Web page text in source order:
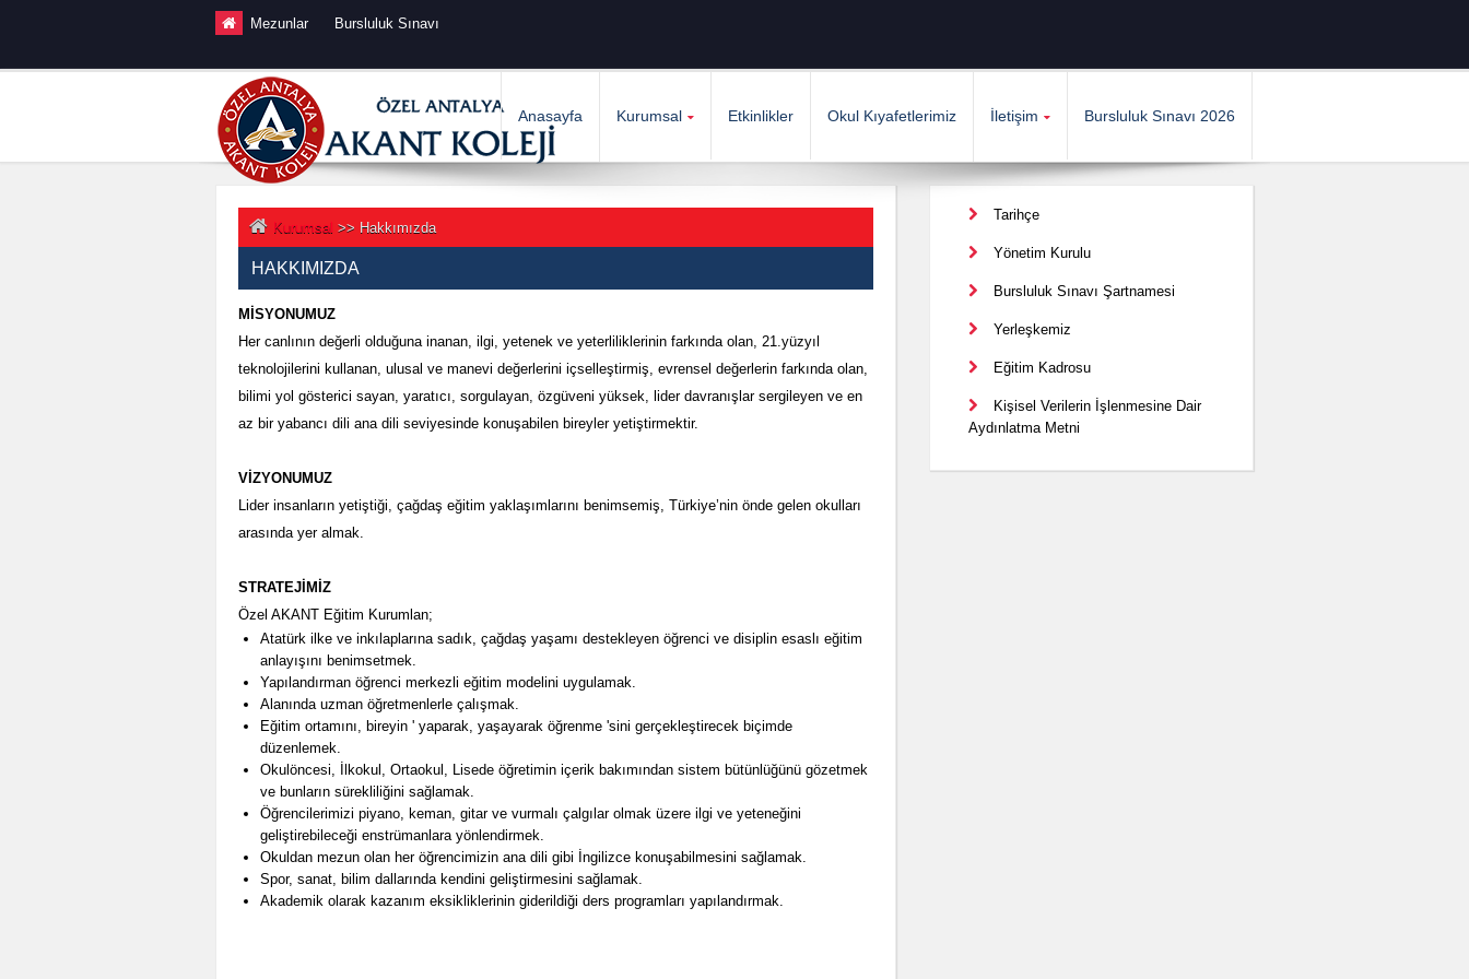
Mezunlar Bursluluk Sınavı
Anasayfa Kurumsal Etkinlikler Okul Kıyafetlerimiz İletişim Bursluluk Sınavı 2026
Kurumsal >> Hakkımızda
HAKKIMIZDA
MİSYONUMUZ
Her canlının değerli olduğuna inanan, ilgi, yetenek ve yeterliliklerinin farkında olan, 21.yüzyıl
teknolojilerini kullanan, ulusal ve manevi değerlerini içselleştirmiş, evrensel değerlerin farkında olan,
bilimi yol gösterici sayan, yaratıcı, sorgulayan, özgüveni yüksek, lider davranışlar sergileyen ve en
az bir yabancı dili ana dili seviyesinde konuşabilen bireyler yetiştirmektir.
VİZYONUMUZ
Lider insanların yetiştiği, çağdaş eğitim yaklaşımlarını benimsemiş, Türkiye’nin önde gelen okulları
arasında yer almak.
STRATEJİMİZ
Özel AKANT Eğitim Kurumlan;
Atatürk ilke ve inkılaplarına sadık, çağdaş yaşamı destekleyen öğrenci ve disiplin esaslı eğitim
anlayışını benimsetmek.
Yapılandırman öğrenci merkezli eğitim modelini uygulamak.
Alanında uzman öğretmenlerle çalışmak.
Eğitim ortamını, bireyin ' yaparak, yaşayarak öğrenme 'sini gerçekleştirecek biçimde
düzenlemek.
Okulöncesi, İlkokul, Ortaokul, Lisede öğretimin içerik bakımından sistem bütünlüğünü gözetmek
ve bunların sürekliliğini sağlamak.
Öğrencilerimizi piyano, keman, gitar ve vurmalı çalgılar olmak üzere ilgi ve yeteneğini
geliştirebileceği enstrümanlara yönlendirmek.
Okuldan mezun olan her öğrencimizin ana dili gibi İngilizce konuşabilmesini sağlamak.
Spor, sanat, bilim dallarında kendini geliştirmesini sağlamak.
Akademik olarak kazanım eksikliklerinin giderildiği ders programları yapılandırmak.
Tarihçe
Yönetim Kurulu
Bursluluk Sınavı Şartnamesi
Yerleşkemiz
Eğitim Kadrosu
Kişisel Verilerin İşlenmesine Dair
Aydınlatma Metni